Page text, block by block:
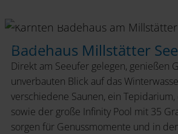
Badehaus
Millstatt
Badehaus Millstätter See
Direkt am Seeufer gelegen, genießen
unverbauten Blick auf das
verschiedene Saunen, ein
sowie der große Infinity Pool mit 35
sorgen für Genussmomente und in